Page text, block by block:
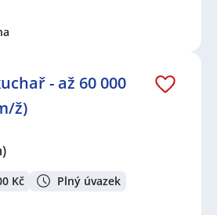
- až 60 000
ž)
Kč Plný úvazek